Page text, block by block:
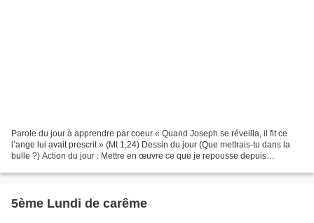
Parole du jour à apprendre par coeur « Quand Joseph se réveilla, il fit ce
l’ange lui avait prescrit » (Mt 1,24) Dessin du jour (Que mettrais-tu dans la
bulle ?) Action du jour : Mettre en œuvre ce que je repousse depuis
5ème Lundi de carême